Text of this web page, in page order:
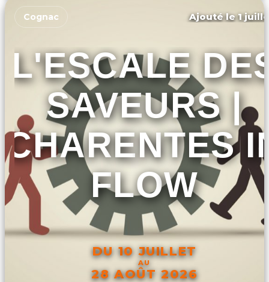
Cognac Ajouté le 1
L'ESCALE
SAVEURS |
CHARENTES
FLOW
DU 10 JUILLET
AU
28 AOÛT 2026